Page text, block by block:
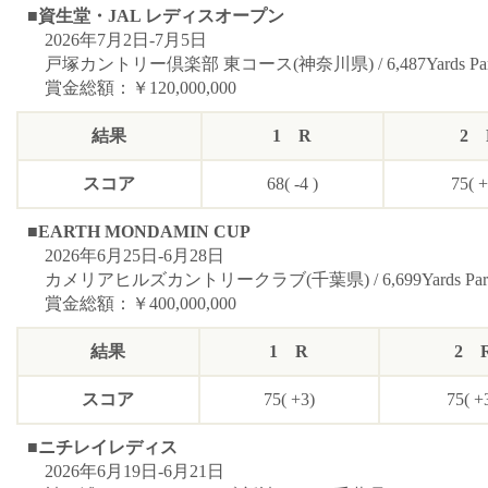
■資生堂・JAL レディスオープン
2026年7月2日-7月5日
戸塚カントリー倶楽部 東コース(神奈川県) / 6,487Yards
賞金総額：￥120,000,000
結果 1 R 2
スコア 68( -4 ) 75(
■EARTH MONDAMIN CUP
2026年6月25日-6月28日
カメリアヒルズカントリークラブ(千葉県) / 6,699Yards
賞金総額：￥400,000,000
結果 1 R 2
スコア 75( +3) 75(
■ニチレイレディス
2026年6月19日-6月21日